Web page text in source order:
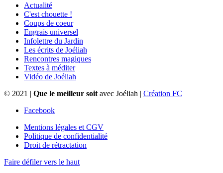
Actualité
C'est chouette !
Coups de coeur
Engrais universel
Infolettre du Jardin
Les écrits de Joéliah
Rencontres magiques
Textes à méditer
Vidéo de Joéliah
© 2021 | Que le meilleur soit avec Joéliah | Création FC
Facebook
Mentions légales et CGV
Politique de confidentialité
Droit de rétractation
Faire défiler vers le haut